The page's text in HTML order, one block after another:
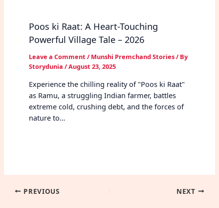
Poos ki Raat: A Heart-Touching
Powerful Village Tale – 2026
Leave a Comment / Munshi Premchand Stories/ By
Storydunia /August 23, 2025
Experience the chilling reality of "Poos ki Raat"
as Ramu, a struggling Indian farmer, battles
extreme cold, crushing debt, and the forces of
nature to…
PREVIOUS NEXT